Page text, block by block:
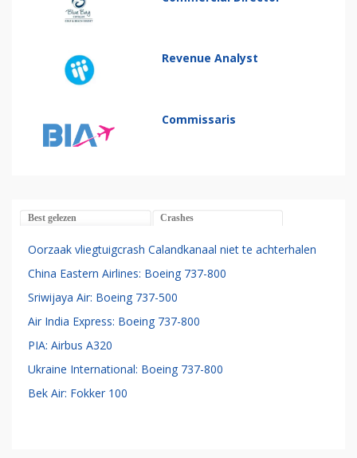
Revenue Analyst
Commissaris
Best gelezen Crashes
Oorzaak vliegtuigcrash Calandkanaal niet te achterhalen
China Eastern Airlines: Boeing 737-800
Sriwijaya Air: Boeing 737-500
Air India Express: Boeing 737-800
PIA: Airbus A320
Ukraine International: Boeing 737-800
Bek Air: Fokker 100